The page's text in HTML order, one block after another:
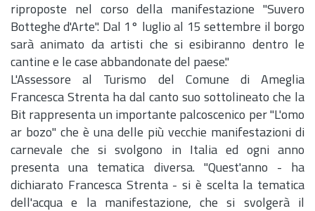
riproposte nel corso della manifestazione "Suvero
Botteghe d'Arte". Dal 1° luglio al 15 settembre il borgo
sarà animato da artisti che si esibiranno dentro le
cantine e le case abbandonate del paese."
L'Assessore al Turismo del Comune di Ameglia
Francesca Strenta ha dal canto suo sottolineato che la
Bit rappresenta un importante palcoscenico per "L'omo
ar bozo" che è una delle più vecchie manifestazioni di
carnevale che si svolgono in Italia ed ogni anno
presenta una tematica diversa. "Quest'anno - ha
dichiarato Francesca Strenta - si è scelta la tematica
dell'acqua e la manifestazione, che si svolgerà il